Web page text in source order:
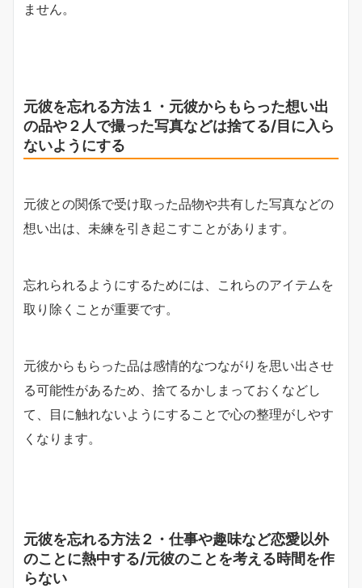
ません。
元彼を忘れる方法１・元彼からもらった想い出
の品や２人で撮った写真などは捨てる/目に入ら
ないようにする
元彼との関係で受け取った品物や共有した写真などの
想い出は、未練を引き起こすことがあります。
忘れられるようにするためには、これらのアイテムを
取り除くことが重要です。
元彼からもらった品は感情的なつながりを思い出させ
る可能性があるため、捨てるかしまっておくなどし
て、目に触れないようにすることで心の整理がしやす
くなります。
元彼を忘れる方法２・仕事や趣味など恋愛以外
のことに熱中する/元彼のことを考える時間を作
らない